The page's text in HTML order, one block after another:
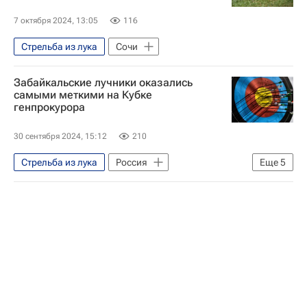
7 октября 2024, 13:05 116
Стрельба из лука Сочи
Забайкальские лучники оказались
самыми меткими на Кубке
генпрокурора
30 сентября 2024, 15:12 210
Еще5
Стрельба из лука
Россия
Забайкальский край
Игорь Краснов